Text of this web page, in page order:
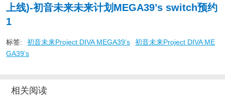
上线)-初音未来未来计划MEGA39’s switch预约
1
标签: 初音未来Project DIVA MEGA39’s
初音未来Project DIVA ME
GA39’s
相关阅读